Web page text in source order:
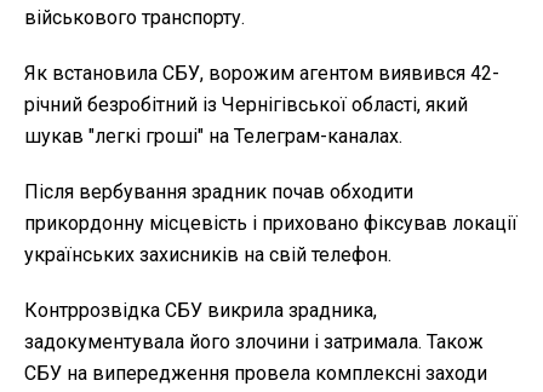
військового транспорту.
Як встановила СБУ, ворожим агентом виявився 42-
річний безробітний із Чернігівської області, який
шукав "легкі гроші" на Телеграм-каналах.
Після вербування зрадник почав обходити
прикордонну місцевість і приховано фіксував локації
українських захисників на свій телефон.
Контррозвідка СБУ викрила зрадника,
задокументувала його злочини і затримала. Також
СБУ на випередження провела комплексні заходи